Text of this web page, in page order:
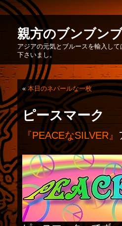
親方のブンブン
アジアの元気とブルースを輸入し
下さいまし。
«本日のネパールな一枚
ピースマーク
『PEACEなSILVER』